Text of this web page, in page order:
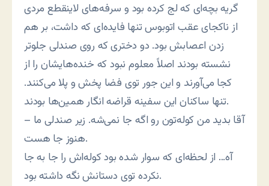
گریه بچه‌ای که لج کرده بود و سرفه‌های لاینقطع مردی
از ناکجای عقب اتوبوس تنها فایده‌ای که داشت، بر هم
زدن اعصابش بود. دو دختری که روی صندلی جلوتر
نشسته بودند اصلاً معلوم نبود که خنده‌هایشان را از
کجا می‌آورند و این جور توی فضا پخش و پلا می‌کنند.
تنها ساکنان این سفینه قراضه انگار همین‌ها بودند.
– آقا بدید من کوله‌تون رو اگه جا نمی‌شه. زیر صندلی ما
هنوز جا هست.
آه… از لحظه‌ای که سوار شده بود کوله‌اش را جا به جا
نکرده توی دستانش نگه داشته بود.